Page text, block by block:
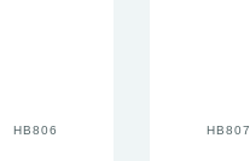
HB806 HB807